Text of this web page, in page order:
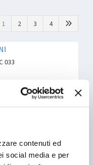
contenuti ed
social media e per
1 2 3 4
033
TRIGNO SNC